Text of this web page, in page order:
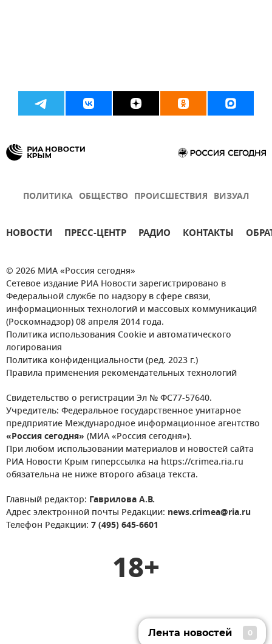
ПОЛИТИКА ОБЩЕСТВО ПРОИСШЕСТВИЯ ВИЗУАЛ
НОВОСТИ ПРЕСС-ЦЕНТР РАДИО КОНТАКТЫ
© 2026 МИА «Россия сегодня»
Сетевое издание РИА Новости зарегистрировано в
Федеральной службе по надзору в сфере связи,
информационных технологий и массовых коммуникаций
(Роскомнадзор) 08 апреля 2014 года.
Политика использования Cookie и автоматического
логирования
Политика конфиденциальности (ред. 2023 г.)
Правила применения рекомендательных технологий
Свидетельство о регистрации Эл № ФС77-57640.
Учредитель: Федеральное государственное унитарное
предприятие Международное информационное агентство
«Россия сегодня» (МИА «Россия сегодня»).
При любом использовании материалов и новостей сайта
РИА Новости Крым гиперссылка на https://crimea.ria.ru
обязательна не ниже второго абзаца текста.
Главный редактор: Гаврилова А.В.
Адрес электронной почты Редакции: news.crimea@ria.ru
Телефон Редакции: 7 (495) 645-6601
18+
Лента новостей 0